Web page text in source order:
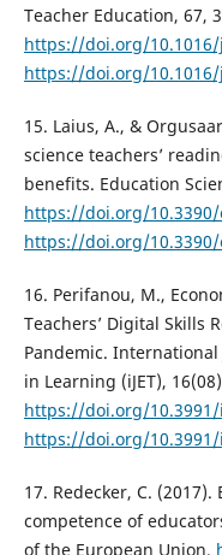
Teacher Education, 67,
https://doi.org/10.1016/
https://doi.org/10.1016/
15. Laius, A., &
science teachers’
benefits. Education
https://doi.org/10.3390/
https://doi.org/10.3390/
16. Perifanou, M.,
Teachers’ Digital Skills
Pandemic.
in Learning (iJET),
https://doi.org/10.3991/
https://doi.org/10.3991/
17. Redecker, C.
competence of
of the European Union.